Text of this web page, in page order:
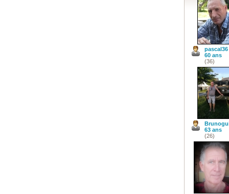
pascal36
60 ans
(36)
63 ans
(26)